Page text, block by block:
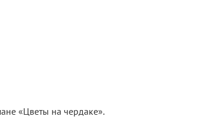
«Цветы на чердаке».